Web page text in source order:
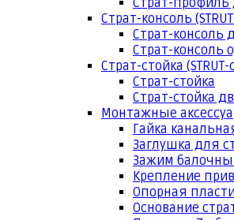
Страт-профиль
Страт-консоль
Страт-консоль
Страт-консоль
Страт-стойка (STRUT-
Страт-стойка
Страт-стойка
Монтажные
Гайка
Заглушка для
Зажим
Крепление
Опорная
Основание